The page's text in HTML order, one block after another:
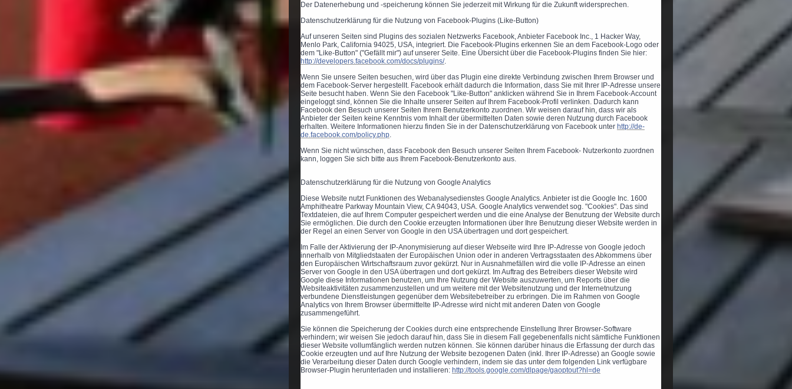
Der Datenerhebung und -speicherung können Sie jederzeit mit Wirkung für die Zukunft widersprechen.
Datenschutzerklärung für die Nutzung von Facebook-Plugins (Like-Button)
Auf unseren Seiten sind Plugins des sozialen Netzwerks Facebook, Anbieter Facebook Inc., 1 Hacker Way,
Menlo Park, California 94025, USA, integriert. Die Facebook-Plugins erkennen Sie an dem Facebook-Logo oder
dem "Like-Button" ("Gefällt mir") auf unserer Seite. Eine Übersicht über die Facebook-Plugins finden Sie hier:
http://developers.facebook.com/docs/plugins/.
Wenn Sie unsere Seiten besuchen, wird über das Plugin eine direkte Verbindung zwischen Ihrem Browser und
dem Facebook-Server hergestellt. Facebook erhält dadurch die Information, dass Sie mit Ihrer IP-Adresse unsere
Seite besucht haben. Wenn Sie den Facebook "Like-Button" anklicken während Sie in Ihrem Facebook-Account
eingeloggt sind, können Sie die Inhalte unserer Seiten auf Ihrem Facebook-Profil verlinken. Dadurch kann
Facebook den Besuch unserer Seiten Ihrem Benutzerkonto zuordnen. Wir weisen darauf hin, dass wir als
Anbieter der Seiten keine Kenntnis vom Inhalt der übermittelten Daten sowie deren Nutzung durch Facebook
erhalten. Weitere Informationen hierzu finden Sie in der Datenschutzerklärung von Facebook unter http://de-
de.facebook.com/policy.php.
Wenn Sie nicht wünschen, dass Facebook den Besuch unserer Seiten Ihrem Facebook- Nutzerkonto zuordnen
kann, loggen Sie sich bitte aus Ihrem Facebook-Benutzerkonto aus.
Datenschutzerklärung für die Nutzung von Google Analytics
Diese Website nutzt Funktionen des Webanalysedienstes Google Analytics. Anbieter ist die Google Inc. 1600
Amphitheatre Parkway Mountain View, CA 94043, USA. Google Analytics verwendet sog. "Cookies". Das sind
Textdateien, die auf Ihrem Computer gespeichert werden und die eine Analyse der Benutzung der Website durch
Sie ermöglichen. Die durch den Cookie erzeugten Informationen über Ihre Benutzung dieser Website werden in
der Regel an einen Server von Google in den USA übertragen und dort gespeichert.
Im Falle der Aktivierung der IP-Anonymisierung auf dieser Webseite wird Ihre IP-Adresse von Google jedoch
innerhalb von Mitgliedstaaten der Europäischen Union oder in anderen Vertragsstaaten des Abkommens über
den Europäischen Wirtschaftsraum zuvor gekürzt. Nur in Ausnahmefällen wird die volle IP-Adresse an einen
Server von Google in den USA übertragen und dort gekürzt. Im Auftrag des Betreibers dieser Website wird
Google diese Informationen benutzen, um Ihre Nutzung der Website auszuwerten, um Reports über die
Websiteaktivitäten zusammenzustellen und um weitere mit der Websitenutzung und der Internetnutzung
verbundene Dienstleistungen gegenüber dem Websitebetreiber zu erbringen. Die im Rahmen von Google
Analytics von Ihrem Browser übermittelte IP-Adresse wird nicht mit anderen Daten von Google
zusammengeführt.
Sie können die Speicherung der Cookies durch eine entsprechende Einstellung Ihrer Browser-Software
verhindern; wir weisen Sie jedoch darauf hin, dass Sie in diesem Fall gegebenenfalls nicht sämtliche Funktionen
dieser Website vollumfänglich werden nutzen können. Sie können darüber hinaus die Erfassung der durch das
Cookie erzeugten und auf Ihre Nutzung der Website bezogenen Daten (inkl. Ihrer IP-Adresse) an Google sowie
die Verarbeitung dieser Daten durch Google verhindern, indem sie das unter dem folgenden Link verfügbare
Browser-Plugin herunterladen und installieren: http://tools.google.com/dlpage/gaoptout?hl=de